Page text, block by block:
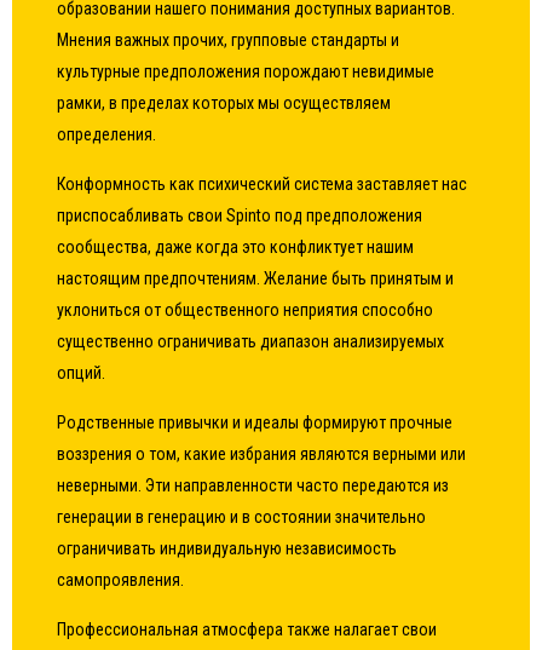
образовании нашего понимания доступных вариантов.
Мнения важных прочих, групповые стандарты и
культурные предположения порождают невидимые
рамки, в пределах которых мы осуществляем
определения.
Конформность как психический система заставляет нас
приспосабливать свои Spinto под предположения
сообщества, даже когда это конфликтует нашим
настоящим предпочтениям. Желание быть принятым и
уклониться от общественного неприятия способно
существенно ограничивать диапазон анализируемых
опций.
Родственные привычки и идеалы формируют прочные
воззрения о том, какие избрания являются верными или
неверными. Эти направленности часто передаются из
генерации в генерацию и в состоянии значительно
ограничивать индивидуальную независимость
самопроявления.
Профессиональная атмосфера также налагает свои